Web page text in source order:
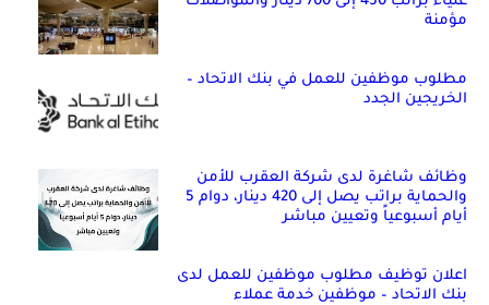
مؤمنة
مطلوب موظفين للعمل في بنك الاتحاد –
الخريجين الجدد
وظائف شاغرة لدى شركة العقرب للأمن
والحماية براتب يصل إلى 420 دينار، دوام 5
أيام أسبوعياً وتعيين مباشر
اعلان توظيف مطلوب موظفين للعمل لدى
بنك الاتحاد – موظفين خدمة عملاء